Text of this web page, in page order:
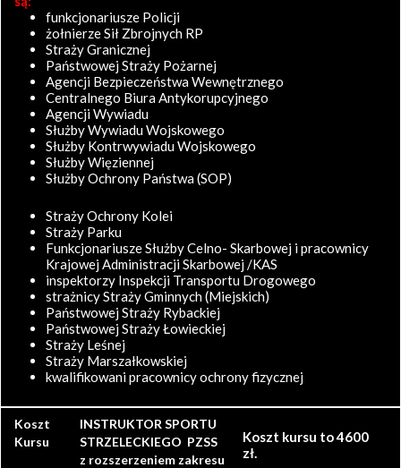
funkcjonariusze Policji
żołnierze Sił Zbrojnych RP
Straży Granicznej
Państwowej Straży Pożarnej
Agencji Bezpieczeństwa Wewnętrznego
Centralnego Biura Antykorupcyjnego
Agencji Wywiadu
Służby Wywiadu Wojskowego
Służby Kontrwywiadu Wojskowego
Służby Więziennej
Służby Ochrony Państwa (SOP)
Straży Ochrony Kolei
Straży Parku
Funkcjonariusze Służby Celno- Skarbowej i pracownicy
Krajowej Administracji Skarbowej /KAS
inspektorzy Inspekcji Transportu Drogowego
strażnicy Straży Gminnych (Miejskich)
Państwowej Straży Rybackiej
Państwowej Straży Łowieckiej
Straży Leśnej
Straży Marszałkowskiej
kwalifikowani pracownicy ochrony fizycznej
Koszt
Kursu
INSTRUKTOR SPORTU
STRZELECKIEGO PZSS
z rozszerzeniem zakresu
Koszt kursu to 4600
zł.